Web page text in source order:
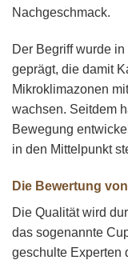
Nachgeschmack.
Der Begriff wurde
geprägt, die damit
Mikroklimazonen
wachsen. Seitdem
Bewegung
in den Mittelpunkt
Die Bewertung
Die Qualität wird
das sogenannte
geschulte Experten